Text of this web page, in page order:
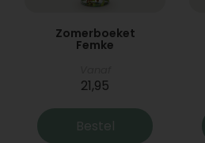
Zomerboeket
Femke
21,95
Bestel